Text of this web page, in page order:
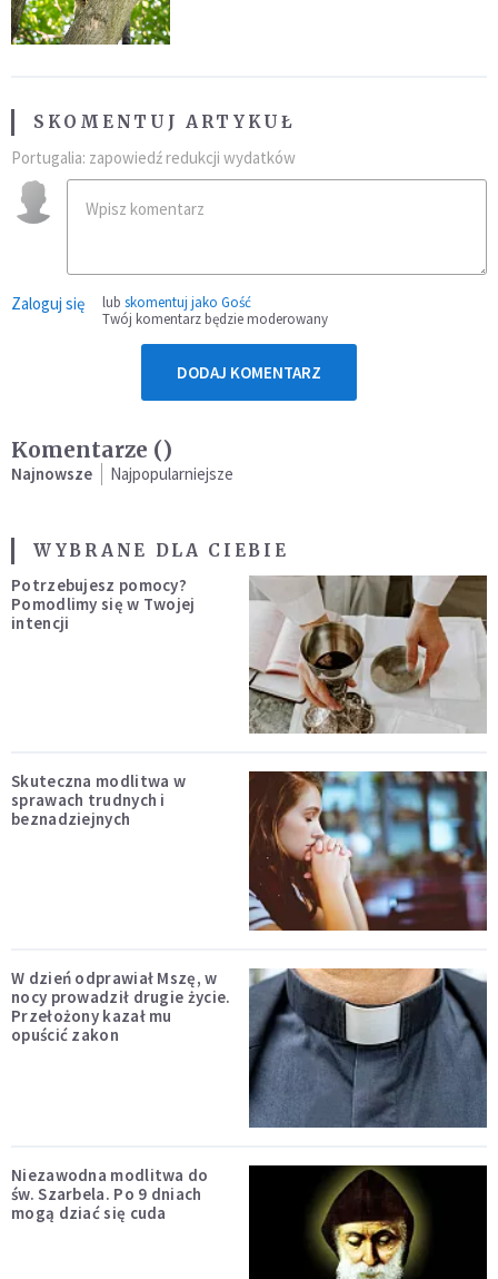
SKOMENTUJ ARTYKUŁ
Portugalia: zapowiedź redukcji wydatków
Zaloguj się lub skomentuj jako Gość
Twój komentarz będzie moderowany
DODAJ KOMENTARZ
Komentarze ()
Najnowsze Najpopularniejsze
WYBRANE DLA CIEBIE
Potrzebujesz pomocy?
Pomodlimy się w Twojej
intencji
Skuteczna modlitwa w
sprawach trudnych i
beznadziejnych
W dzień odprawiał Mszę, w
nocy prowadził drugie życie.
Przełożony kazał mu
opuścić zakon
Niezawodna modlitwa do
św. Szarbela. Po 9 dniach
mogą dziać się cuda